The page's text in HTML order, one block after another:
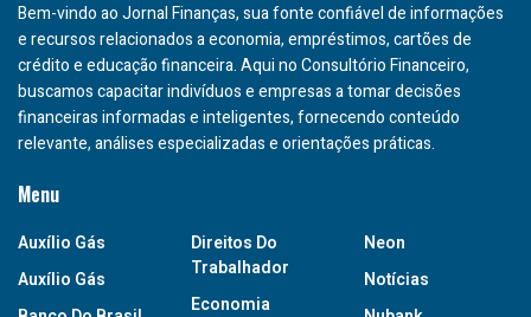
Bem-vindo ao Jornal Finanças, sua fonte confiável de informações
e recursos relacionados a economia, empréstimos, cartões de
crédito e educação financeira. Aqui no Consultório Financeiro,
buscamos capacitar indivíduos e empresas a tomar decisões
financeiras informadas e inteligentes, fornecendo conteúdo
relevante, análises especializadas e orientações práticas.
Menu
Auxílio Gás
Auxílio Gás
Direitos Do
Trabalhador
Economia
Neon
Notícias